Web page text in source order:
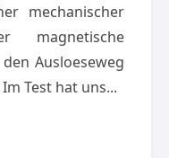
mechanischer
magnetische
Ausloeseweg
Test hat uns...